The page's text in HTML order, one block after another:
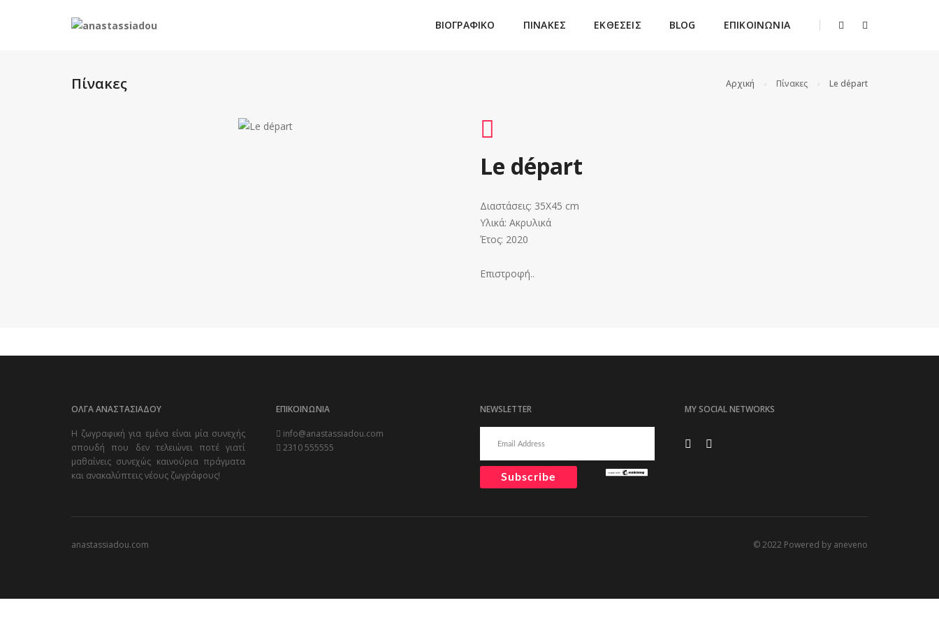
ΒΙΟΓΡΑΦΙΚΟ ΠΙΝΑΚΕΣ ΕΚΘΕΣΕΙΣ BLOG ΕΠΙΚΟΙΝΩΝΙΑ
Πίνακες Αρχική Πίνακες Le départ
Le départ
Διαστάσεις: 35X45 cm
Υλικά: Ακρυλικά
Έτος: 2020
Επιστροφή..
ΟΛΓΑ ΑΝΑΣΤΑΣΙΑΔΟΥ
Η ζωγραφική για εμένα είναι μία συνεχής
σπουδή που δεν τελειώνει ποτέ γιατί
μαθαίνεις συνεχώς καινούρια πράγματα
και ανακαλύπτεις νέους ζωγράφους!
ΕΠΙΚΟΙΝΩΝΙΑ
info@anastassiadou.com
2310 555555
NEWSLETTER MY SOCIAL NETWORKS
anastassiadou.com © 2022 Powered by aneveno